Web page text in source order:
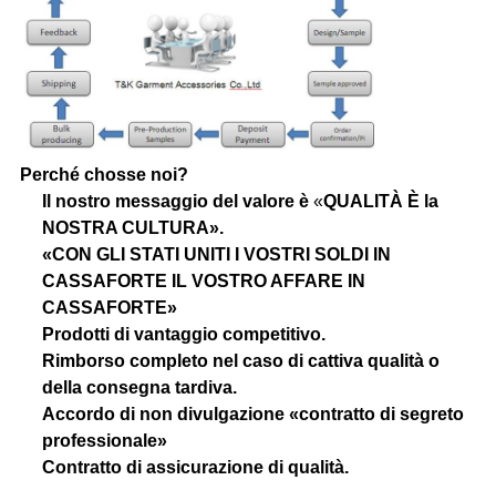
Perché chosse noi?
Il nostro messaggio del valore è«QUALITÀ È la
NOSTRA CULTURA».
«CON GLI STATI UNITI I VOSTRI SOLDI IN
CASSAFORTE IL VOSTRO AFFARE IN
CASSAFORTE»
Prodotti di vantaggio competitivo.
Rimborso completo nel caso di cattiva qualità o
della consegna tardiva.
Accordo di non divulgazione «contratto di segreto
professionale»
Contratto di assicurazione di qualità.